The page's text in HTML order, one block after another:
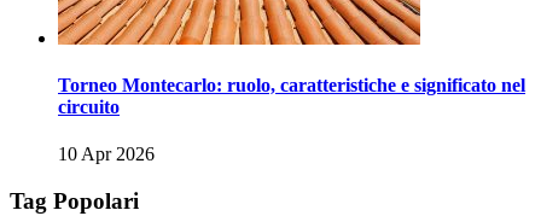
Torneo Montecarlo: ruolo, caratteristiche e significato nel
circuito
10 Apr 2026
Tag Popolari